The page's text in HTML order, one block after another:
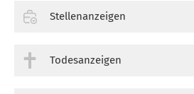
Stellenanzeigen
Todesanzeigen